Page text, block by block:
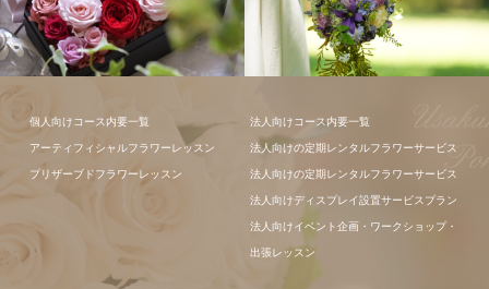
個人向けコース内要一覧
アーティフィシャルフラワーレッスン
プリザーブドフラワーレッスン
法人向けコース内要一覧
法人向けの定期レンタルフラワーサービス
法人向けの定期レンタルフラワーサービス
法人向けディスプレイ設置サービスプラン
法人向けイベント企画・ワークショップ・
出張レッスン